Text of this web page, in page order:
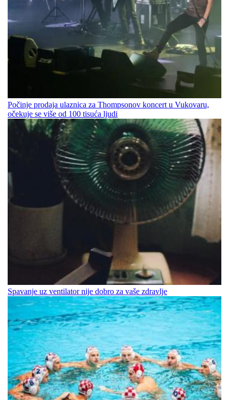
Počinje prodaja ulaznica za Thompsonov koncert u Vukovaru,
očekuje se više od 100 tisuća ljudi
Spavanje uz ventilator nije dobro za vaše zdravlje